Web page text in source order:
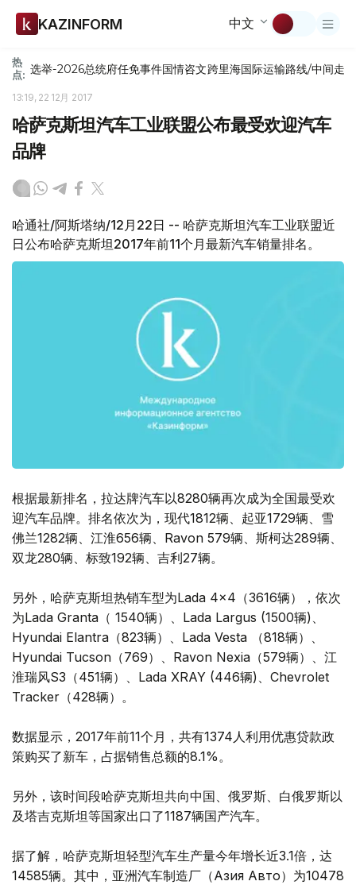
KAZINFORM 中文
热
点: 选举-2026总统府任免事件国情咨文跨里海国际运输路线/中间走廊
13:19, 22 12月 2017
哈萨克斯坦汽车工业联盟公布最受欢迎汽车
品牌
哈通社/阿斯塔纳/12月22日 -- 哈萨克斯坦汽车工业联盟近
日公布哈萨克斯坦2017年前11个月最新汽车销量排名。
根据最新排名，拉达牌汽车以8280辆再次成为全国最受欢
迎汽车品牌。排名依次为，现代1812辆、起亚1729辆、雪
佛兰1282辆、江淮656辆、Ravon 579辆、斯柯达289辆、
双龙280辆、标致192辆、吉利27辆。
另外，哈萨克斯坦热销车型为Lada 4x4（3616辆），依次
为Lada Granta（ 1540辆）、Lada Largus (1500辆)、
Hyundai Elantra（823辆）、Lada Vesta （818辆）、
Hyundai Tucson（769）、Ravon Nexia（579辆）、江
淮瑞风S3（451辆）、Lada XRAY (446辆)、Chevrolet
Tracker（428辆）。
数据显示，2017年前11个月，共有1374人利用优惠贷款政
策购买了新车，占据销售总额的8.1%。
另外，该时间段哈萨克斯坦共向中国、俄罗斯、白俄罗斯以
及塔吉克斯坦等国家出口了1187辆国产汽车。
据了解，哈萨克斯坦轻型汽车生产量今年增长近3.1倍，达
14585辆。其中，亚洲汽车制造厂（Азия Авто）为10478